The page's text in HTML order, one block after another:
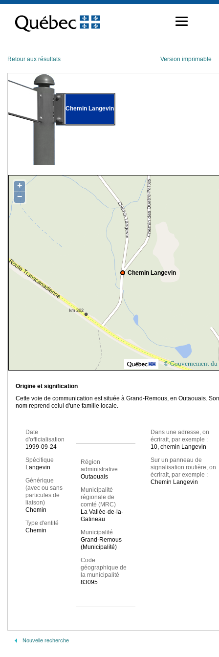
contenu
Retour aux résultats Version imprimable
Chemin Langevin
Chemin Langevin
+
−
© Gouvernement du
Origine et signification
Cette voie de communication est située à Grand-Remous, en Outaouais. Son
nom reprend celui d'une famille locale.
Date
d'officialisation
1999-09-24
Spécifique
Langevin
Générique
(avec ou sans
particules de
liaison)
Chemin
Type d'entité
Chemin
Région
administrative
Outaouais
Municipalité
régionale de
comté (MRC)
La Vallée-de-la-
Gatineau
Municipalité
Grand-Remous
(Municipalité)
Code
géographique de
la municipalité
83095
Dans une adresse, on
écrirait, par exemple :
10, chemin Langevin
Sur un panneau de
signalisation routière, on
écrirait, par exemple :
Chemin Langevin
Nouvelle recherche